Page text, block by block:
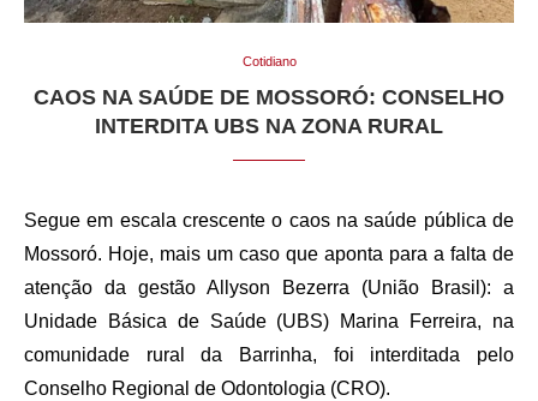
Cotidiano
CAOS NA SAÚDE DE MOSSORÓ: CONSELHO
INTERDITA UBS NA ZONA RURAL
Segue em escala crescente o caos na saúde pública de
Mossoró. Hoje, mais um caso que aponta para a falta de
atenção da gestão Allyson Bezerra (União Brasil): a
Unidade Básica de Saúde (UBS) Marina Ferreira, na
comunidade rural da Barrinha, foi interditada pelo
Conselho Regional de Odontologia (CRO).